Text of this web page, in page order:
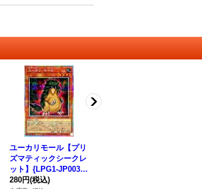
ユーカリモール【プリ
ズマティックシークレ
ット】{LPG1-JP003}
《モンスター》
280円(税込)